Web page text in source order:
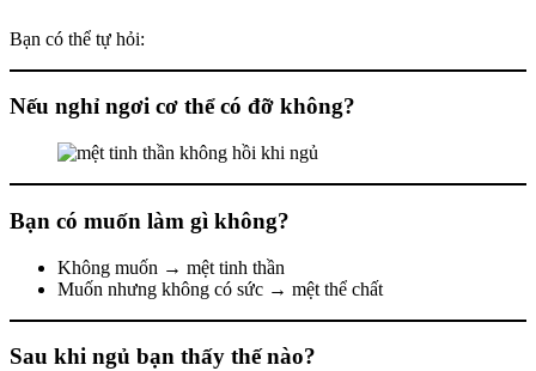
Bạn có thể tự hỏi:
Nếu nghỉ ngơi cơ thể có đỡ không?
Bạn có muốn làm gì không?
Không muốn → mệt tinh thần
Muốn nhưng không có sức → mệt thể chất
Sau khi ngủ bạn thấy thế nào?